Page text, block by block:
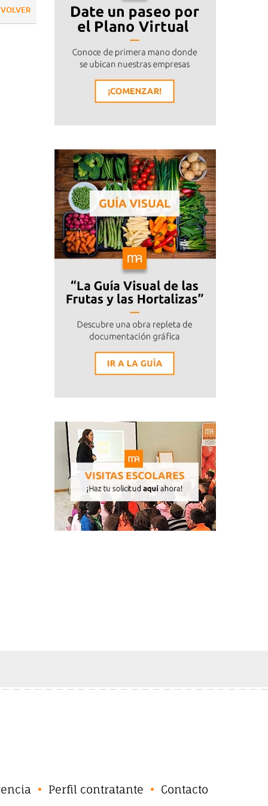
VOLVER
Perfil contratante Contacto